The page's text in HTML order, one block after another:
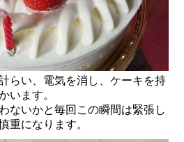
らい、電気を消し、ケーキを持
います。
ないかと毎回この瞬間は緊張し
重になります。